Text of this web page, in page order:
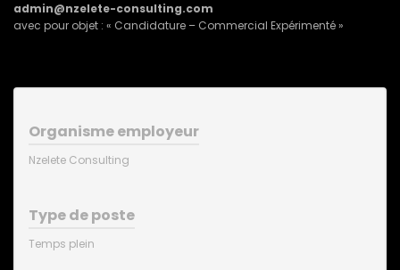
admin@nzelete-consulting.com
avec pour objet : « Candidature – Commercial Expérimenté »
Organisme employeur
Nzelete Consulting
Type de poste
Temps plein